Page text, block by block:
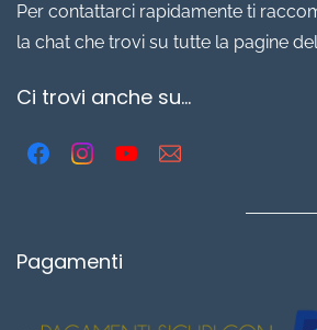
Per contattarci rapidamente ti
la chat che trovi su tutte la pagine
Ci trovi anche su...
Pagamenti